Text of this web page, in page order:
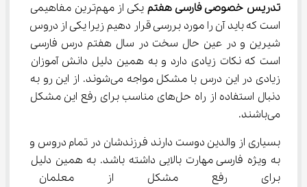
تدریس خصوصی فارسی هفتم
یکی از مهم‌‌ترین مفاهیمی
است که باید آن را مورد بررسی قرار دهیم زیرا یکی از دروس
شیرین و در عین حال سخت در سال هفتم درس فارسی
است که نکات زیادی دارد و به همین دلیل دانش آموزان
زیادی در این درس با مشکل مواجه می‌شوند. از این رو به
دنبال استفاده از راه‌ حل‌های مناسب برای رفع این مشکل
می‌باشند.
بسیاری از والدین دوست دارند فرزندشان در تمام دروس و
به ویژه فارسی مهارت بالایی داشته باشد. به همین دلیل
برای رفع مشکل از معلمان